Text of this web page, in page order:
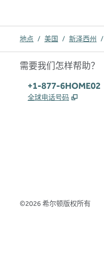
地点 / 美国 / 新泽西州 /
需要我们怎样帮助？
电话:
+1-877-6HOME02
全球电话号码 ,
©2026希尔顿版权所有